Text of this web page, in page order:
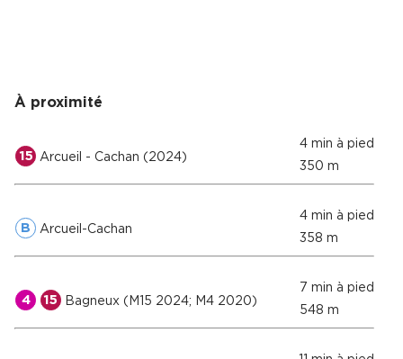
À proximité
15 Arcueil - Cachan (2024)
4 min à pied
350 m
B Arcueil-Cachan
4 min à pied
358 m
4 15 Bagneux (M15 2024; M4 2020)
7 min à pied
548 m